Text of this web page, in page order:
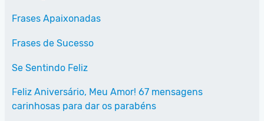
Frases Apaixonadas
Frases de Sucesso
Se Sentindo Feliz
Feliz Aniversário, Meu Amor! 67 mensagens
carinhosas para dar os parabéns